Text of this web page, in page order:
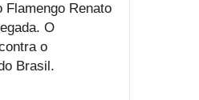
Flamengo Renato
O
o
Brasil.